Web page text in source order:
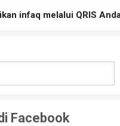
infaq melalui QRIS
Facebook